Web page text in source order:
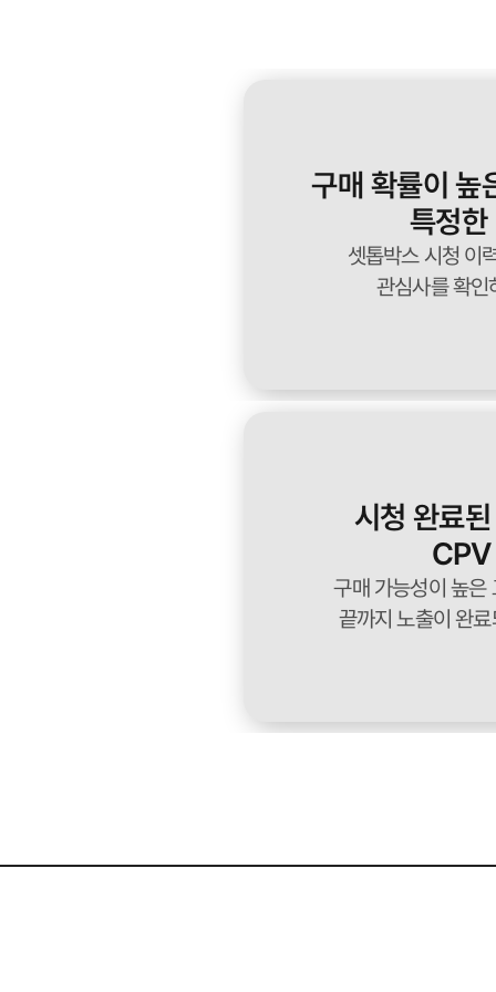
구매 확률이 높
특정한
셋톱박스 시청 이
관심사를 확인
시청 완료
CPV
구매 가능성이 높은
끝까지 노출이 완